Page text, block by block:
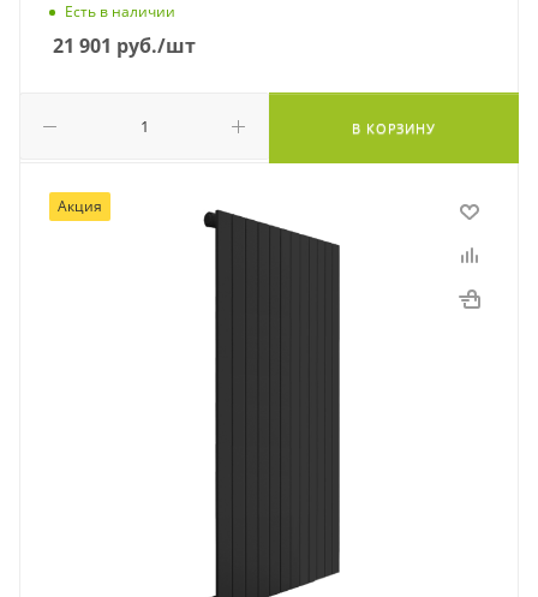
Есть в наличии
21 901 руб./шт
В КОРЗИНУ
Акция